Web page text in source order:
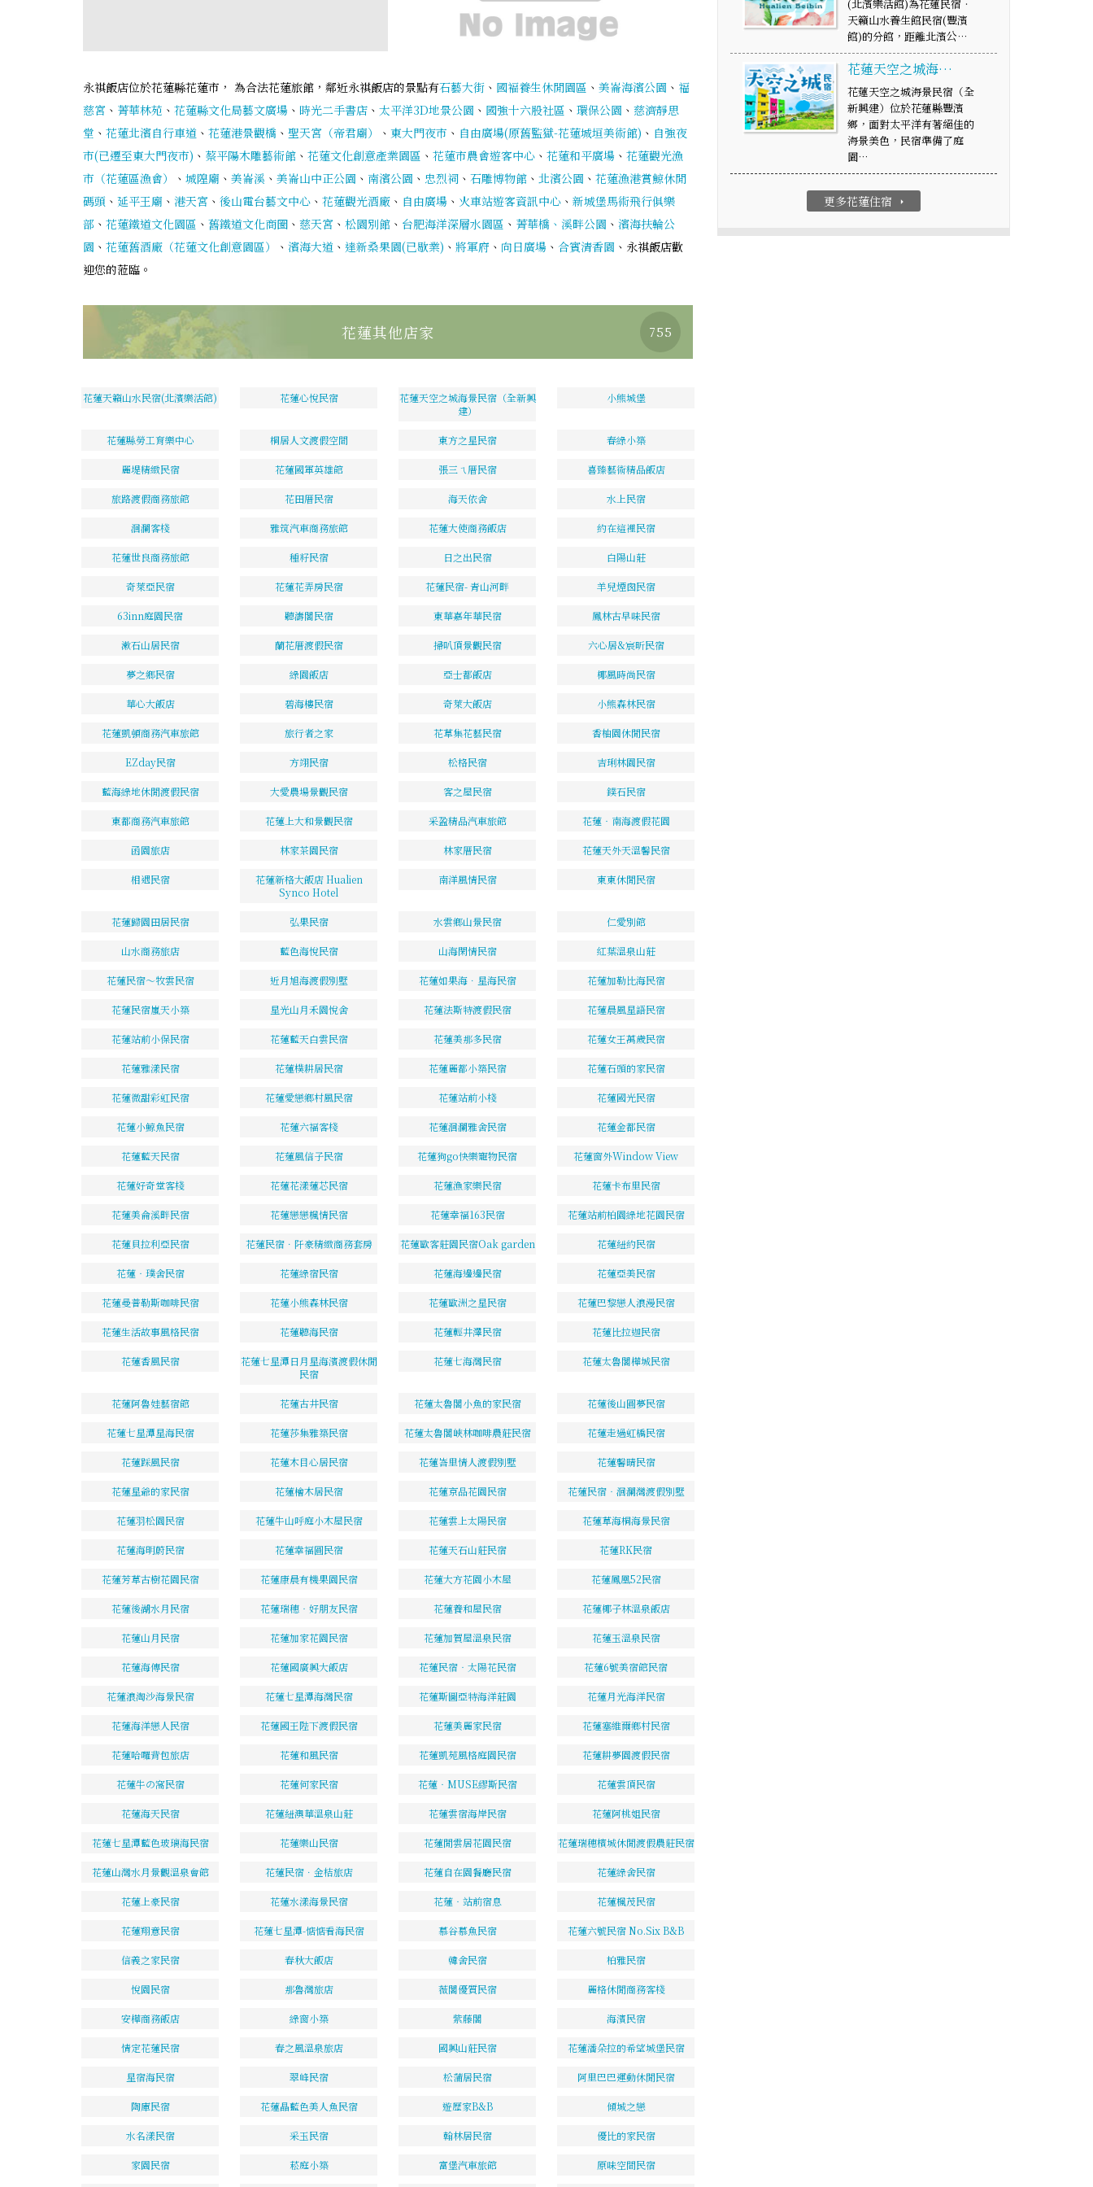
永祺飯店位於花蓮縣花蓮市， 為合法花蓮旅館，鄰近永祺飯店的景點有石藝大街 、 國褔養生休閒園區 、 美崙海濱公園 、 福
慈宮 、 菁華林苑 、 花蓮縣文化局藝文廣場 、 時光二手書店 、 太平洋3D地景公園 、 國強十六股社區 、 環保公園 、 慈濟靜思
堂 、 花蓮北濱自行車道 、 花蓮港景觀橋 、 聖天宮（帝君廟） 、 東大門夜市 、 自由廣場(原舊監獄-花蓮城垣美術館) 、 自強夜
市(已遷至東大門夜市) 、 蔡平陽木雕藝術館 、 花蓮文化創意產業園區 、 花蓮市農會遊客中心 、 花蓮和平廣場 、 花蓮觀光漁
市（花蓮區漁會）
、 城隍廟 、 美崙溪 、 美崙山中正公園 、 南濱公園 、 忠烈祠 、 石雕博物館 、 北濱公園 、 花蓮漁港賞鯨休閒
碼頭 、 延平王廟 、 港天宮 、 後山電台藝文中心 、 花蓮觀光酒廠 、 自由廣場 、 火車站遊客資訊中心 、 新城堡馬術飛行俱樂
部 、 花蓮鐵道文化園區 、 舊鐵道文化商圈 、 慈天宮 、 松園別館 、 台肥海洋深層水園區 、 菁華橋、溪畔公園 、 濱海扶輪公
園 、 花蓮舊酒廠（花蓮文化創意園區） 、 濱海大道 、 達新桑果園(已歇業) 、 將軍府 、 向日廣場 、 合賓清香園 、永祺飯店歡
迎您的蒞臨。
花蓮其他店家 755
花蓮天籟山水民宿(北濱樂活館) 花蓮心悅民宿
花蓮天空之城海景民宿（全新興
建）
小熊城堡
花蓮縣勞工育樂中心 桐居人文渡假空間 東方之星民宿 春綠小築
麗堤精緻民宿 花蓮國軍英雄館 張三ㄟ厝民宿 喜臻藝術精品飯店
旅路渡假商務旅館 花田厝民宿 海天依舍 水上民宿
洄瀾客棧 雅筑汽車商務旅館 花蓮大使商務飯店 約在這裡民宿
花蓮世良商務旅館 種籽民宿 日之出民宿 白陽山莊
奇萊亞民宿 花蓮花弄房民宿 花蓮民宿- 青山河畔 羊兒煙囪民宿
63inn庭園民宿 聽濤閣民宿 東華嘉年華民宿 鳳林古早味民宿
漱石山居民宿 蘭花厝渡假民宿 掃叭頂景觀民宿 六心居&宸昕民宿
夢之鄉民宿 綠園飯店 亞士都飯店 椰風時尚民宿
華心大飯店 碧海樓民宿 奇萊大飯店 小熊森林民宿
花蓮凱頓商務汽車旅館 旅行者之家 花草集花藝民宿 香柚園休閒民宿
EZday民宿 方翊民宿 松格民宿 吉琍林園民宿
藍海綠地休閒渡假民宿 大愛農場景觀民宿 客之屋民宿 鏷石民宿
東都商務汽車旅館 花蓮上大和景觀民宿 采盈精品汽車旅館 花蓮‧南海渡假花園
函園旅店 林家茶園民宿 林家厝民宿 花蓮天外天溫馨民宿
相遇民宿
花蓮新格大飯店 Hualien
Synco Hotel
南洋風情民宿 東東休閒民宿
花蓮歸園田居民宿 弘果民宿 水雲鄉山景民宿 仁愛別館
山水商務旅店 藍色海悅民宿 山海閑情民宿 紅葉溫泉山莊
花蓮民宿～牧雲民宿 近月旭海渡假別墅 花蓮如果海．星海民宿 花蓮加勒比海民宿
花蓮民宿嵐天小築 星光山月禾園悅舍 花蓮法斯特渡假民宿 花蓮晨風星語民宿
花蓮站前小保民宿 花蓮藍天白雲民宿 花蓮美那多民宿 花蓮女王萬歲民宿
花蓮雅漾民宿 花蓮樸耕居民宿 花蓮麗都小築民宿 花蓮石頭的家民宿
花蓮微甜彩虹民宿 花蓮愛戀鄉村風民宿 花蓮站前小棧 花蓮國光民宿
花蓮小鯨魚民宿 花蓮六福客棧 花蓮洄瀾雅舍民宿 花蓮金都民宿
花蓮藍天民宿 花蓮風信子民宿 花蓮狗go快樂寵物民宿 花蓮窗外Window View
花蓮好奇堂客棧 花蓮花漾蓮芯民宿 花蓮漁家樂民宿 花蓮卡布里民宿
花蓮美侖溪畔民宿 花蓮戀戀楓情民宿 花蓮幸福163民宿 花蓮站前柏園綠地花園民宿
花蓮貝拉利亞民宿 花蓮民宿．阡豪精緻商務套房 花蓮歐客莊園民宿Oak garden 花蓮紐約民宿
花蓮‧璞舍民宿 花蓮綠宿民宿 花蓮海邊邊民宿 花蓮亞美民宿
花蓮曼普勒斯咖啡民宿 花蓮小熊森林民宿 花蓮歐洲之星民宿 花蓮巴黎戀人浪漫民宿
花蓮生活故事風格民宿 花蓮聽海民宿 花蓮輕井澤民宿 花蓮比拉迦民宿
花蓮香風民宿
花蓮七星潭日月星海濱渡假休閒
民宿
花蓮七海灣民宿 花蓮太魯閣樺城民宿
花蓮阿魯娃藝宿館 花蓮古井民宿 花蓮太魯閣小魚的家民宿 花蓮後山圓夢民宿
花蓮七星潭星海民宿 花蓮莎集雅築民宿 花蓮太魯閣峽林咖啡農莊民宿 花蓮走過虹橋民宿
花蓮踩風民宿 花蓮木目心居民宿 花蓮峇里情人渡假別墅 花蓮馨晴民宿
花蓮星爺的家民宿 花蓮檜木居民宿 花蓮京品花園民宿 花蓮民宿‧洄瀾灣渡假別墅
花蓮羽松園民宿 花蓮牛山呼庭小木屋民宿 花蓮雲上太陽民宿 花蓮草海桐海景民宿
花蓮海明蔚民宿 花蓮幸福圓民宿 花蓮天石山莊民宿 花蓮RK民宿
花蓮芳草古樹花園民宿 花蓮康晨有機果園民宿 花蓮大方花園小木屋 花蓮鳳凰52民宿
花蓮後湖水月民宿 花蓮瑞穗‧好朋友民宿 花蓮養和屋民宿 花蓮椰子林溫泉飯店
花蓮山月民宿 花蓮加家花園民宿 花蓮加賀屋溫泉民宿 花蓮玉溫泉民宿
花蓮海傳民宿 花蓮國廣興大飯店 花蓮民宿‧太陽花民宿 花蓮6號美宿館民宿
花蓮浪淘沙海景民宿 花蓮七星潭海灣民宿 花蓮斯圖亞特海洋莊園 花蓮月光海洋民宿
花蓮海洋戀人民宿 花蓮國王陛下渡假民宿 花蓮美麗家民宿 花蓮塞維爾鄉村民宿
花蓮哈囉背包旅店 花蓮和風民宿 花蓮凱苑風格庭園民宿 花蓮耕夢園渡假民宿
花蓮牛の窩民宿 花蓮何家民宿 花蓮‧MUSE繆斯民宿 花蓮雲頂民宿
花蓮海天民宿 花蓮紐澳華溫泉山莊 花蓮雲宿海岸民宿 花蓮阿桃姐民宿
花蓮七星潭藍色玻璃海民宿 花蓮樂山民宿 花蓮閒雲居花園民宿 花蓮瑞穗檳城休閒渡假農莊民宿
花蓮山灣水月景觀溫泉會館 花蓮民宿．金桔旅店 花蓮自在園餐廳民宿 花蓮綠舍民宿
花蓮上豪民宿 花蓮水漾海景民宿 花蓮‧站前宿息 花蓮楓茂民宿
花蓮翔意民宿 花蓮七星潭-惦惦看海民宿 慕谷慕魚民宿 花蓮六號民宿 No.Six B&B
信義之家民宿 春秋大飯店 韓舍民宿 柏雅民宿
悅園民宿 那魯灣旅店 薇閣優質民宿 麗格休閒商務客棧
安樺商務飯店 綠窗小築 紫藤閣 海濱民宿
情定花蓮民宿 春之風溫泉旅店 國興山莊民宿 花蓮潘朵拉的希望城堡民宿
星宿海民宿 翠峰民宿 松蒲居民宿 阿里巴巴運動休閒民宿
陶庫民宿 花蓮晶藍色美人魚民宿 遊歷家B&B 傾城之戀
水名漾民宿 采玉民宿 翰林居民宿 優比的家民宿
家園民宿 菘庭小築 富堡汽車旅館 原味空間民宿
(北濱樂活館)為花蓮民宿‧
天籟山水養生館民宿(豐濱
館)的分館，距離北濱公…
花蓮天空之城海…
花蓮天空之城海景民宿（全
新興建）位於花蓮縣豐濱
鄉，面對太平洋有著絕佳的
海景美色，民宿準備了庭
園…
更多花蓮住宿 arrow_right